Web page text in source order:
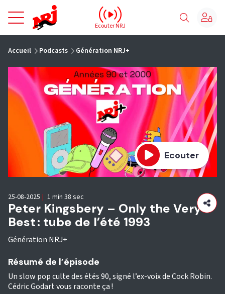
NRJ - Accueil
Ecouter NRJ
Accueil Podcasts Génération NRJ+
Ecouter
Peter Kingsbery – Only the Very
Best : tube de l’été 1993
Génération NRJ+
25-08-2025 | 1 min 38 sec
Résumé de l’épisode
Un slow pop culte des étés 90, signé l’ex-voix de Cock Robin.
Cédric Godart vous raconte ça !